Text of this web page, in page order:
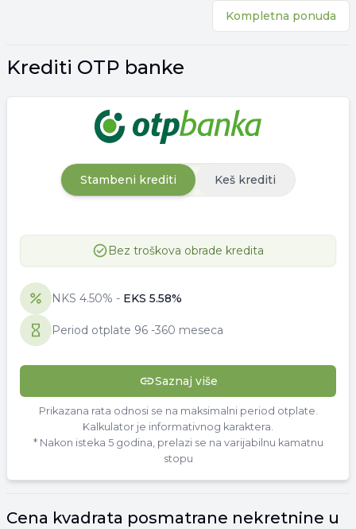
Kompletna ponuda
Krediti OTP banke
Stambeni krediti Keš krediti
Bez troškova obrade kredita
NKS 4.50% - EKS 5.58%
Period otplate 96 -360 meseca
Saznaj više
Prikazana rata odnosi se na maksimalni period otplate.
Kalkulator je informativnog karaktera.
* Nakon isteka 5 godina, prelazi se na varijabilnu kamatnu
stopu
Cena kvadrata posmatrane nekretnine u